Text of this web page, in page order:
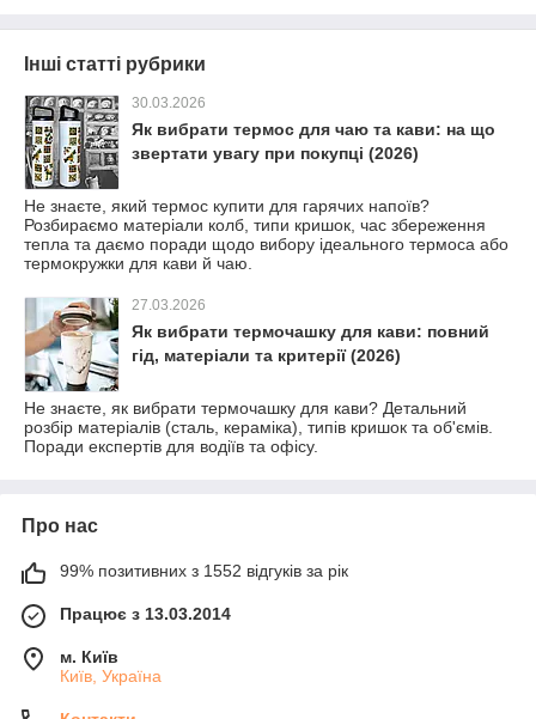
Інші статті рубрики
30.03.2026
Як вибрати термос для чаю та кави: на що
звертати увагу при покупці (2026)
Не знаєте, який термос купити для гарячих напоїв?
Розбираємо матеріали колб, типи кришок, час збереження
тепла та даємо поради щодо вибору ідеального термоса або
термокружки для кави й чаю.
27.03.2026
Як вибрати термочашку для кави: повний
гід, матеріали та критерії (2026)
Не знаєте, як вибрати термочашку для кави? Детальний
розбір матеріалів (сталь, кераміка), типів кришок та об'ємів.
Поради експертів для водіїв та офісу.
Про нас
99% позитивних з 1552 відгуків за рік
Працює з 13.03.2014
м. Київ
Київ, Україна